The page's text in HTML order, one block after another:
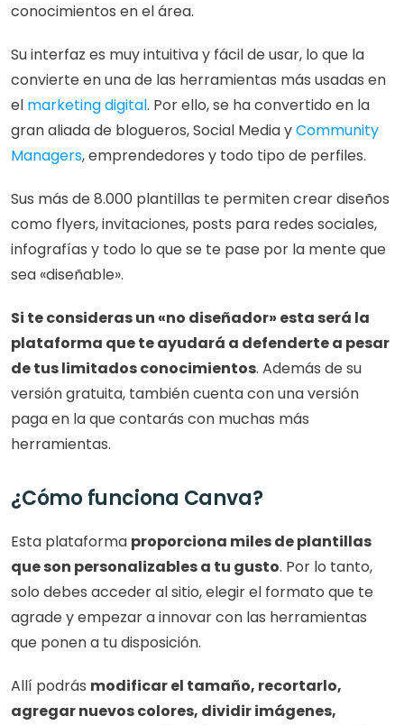
conocimientos en el área.
Su interfaz es muy intuitiva y fácil de usar, lo que la
convierte en una de las herramientas más usadas en
el marketing digital. Por ello, se ha convertido en la
gran aliada de blogueros, Social Media y Community
Managers, emprendedores y todo tipo de perfiles.
Sus más de 8.000 plantillas te permiten crear diseños
como flyers, invitaciones, posts para redes sociales,
infografías y todo lo que se te pase por la mente que
sea «diseñable».
Si te consideras un «no diseñador» esta será la
plataforma que te ayudará a defenderte a pesar
de tus limitados conocimientos. Además de su
versión gratuita, también cuenta con una versión
paga en la que contarás con muchas más
herramientas.
¿Cómo funciona Canva?
Esta plataforma proporciona miles de plantillas
que son personalizables a tu gusto. Por lo tanto,
solo debes acceder al sitio, elegir el formato que te
agrade y empezar a innovar con las herramientas
que ponen a tu disposición.
Allí podrás modificar el tamaño, recortarlo,
agregar nuevos colores, dividir imágenes,